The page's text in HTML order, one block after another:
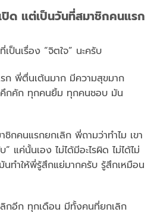
ปิด แต่เป็นวันที่สมาชิกคนแรก
นเรื่อง “จิตใจ” นะครับ
ก พี่ตื่นเต้นมาก มีความสุขมาก
คึกคัก ทุกคนยิ้ม ทุกคนชอบ มัน
กคนแรกยกเลิก พี่ถามว่าทำไม เขา
แค่นั้นเอง ไม่ได้มีอะไรผิด ไม่ได้ไม่
นทำให้พี่รู้สึกแย่มากครับ รู้สึกเหมือน
กอีก ทุกเดือน มีทั้งคนที่ยกเลิก